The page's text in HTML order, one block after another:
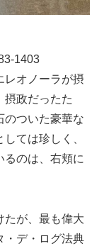
1403
レオノーラが摂
摂政だったた
のついた豪華な
ては珍しく、
るのは、右頬に
たが、最も偉大
・デ・ログ法典